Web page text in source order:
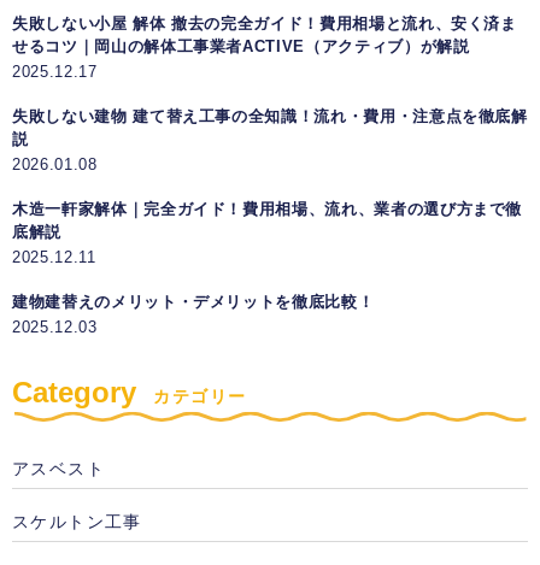
失敗しない小屋 解体 撤去の完全ガイド！費用相場と流れ、安く済ま
せるコツ｜岡山の解体工事業者ACTIVE（アクティブ）が解説
2025.12.17
失敗しない建物 建て替え工事の全知識！流れ・費用・注意点を徹底解
説
2026.01.08
木造一軒家解体｜完全ガイド！費用相場、流れ、業者の選び方まで徹
底解説
2025.12.11
建物建替えのメリット・デメリットを徹底比較！
2025.12.03
Category カテゴリー
アスベスト
スケルトン工事